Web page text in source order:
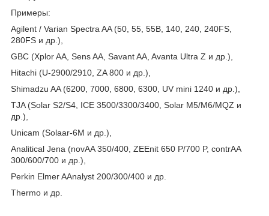
Примеры:
Agilent / Varian Spectra AA (50, 55, 55B, 140, 240, 240FS,
280FS и др.),
GBC (Xplor AA, Sens AA, Savant AA, Avanta Ultra Z и др.),
Hitachi (U-2900/2910, ZA 800 и др.),
Shimadzu AA (6200, 7000, 6800, 6300, UV mini 1240 и др.),
TJA (Solar S2/S4, ICE 3500/3300/3400, Solar M5/M6/MQZ и
др.),
Unicam (Solaar-6М и др.),
Analitical Jena (novAA 350/400, ZEEnit 650 P/700 P, contrAA
300/600/700 и др.),
Perkin Elmer AAnalyst 200/300/400 и др.
Thermo и др.